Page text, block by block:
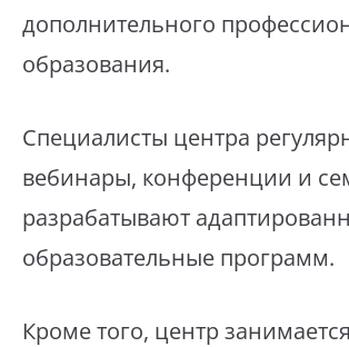
дополнительного
образования.
Специалисты центра
вебинары, конференции и
разрабатывают
образовательные программ.
Кроме того, центр занимается